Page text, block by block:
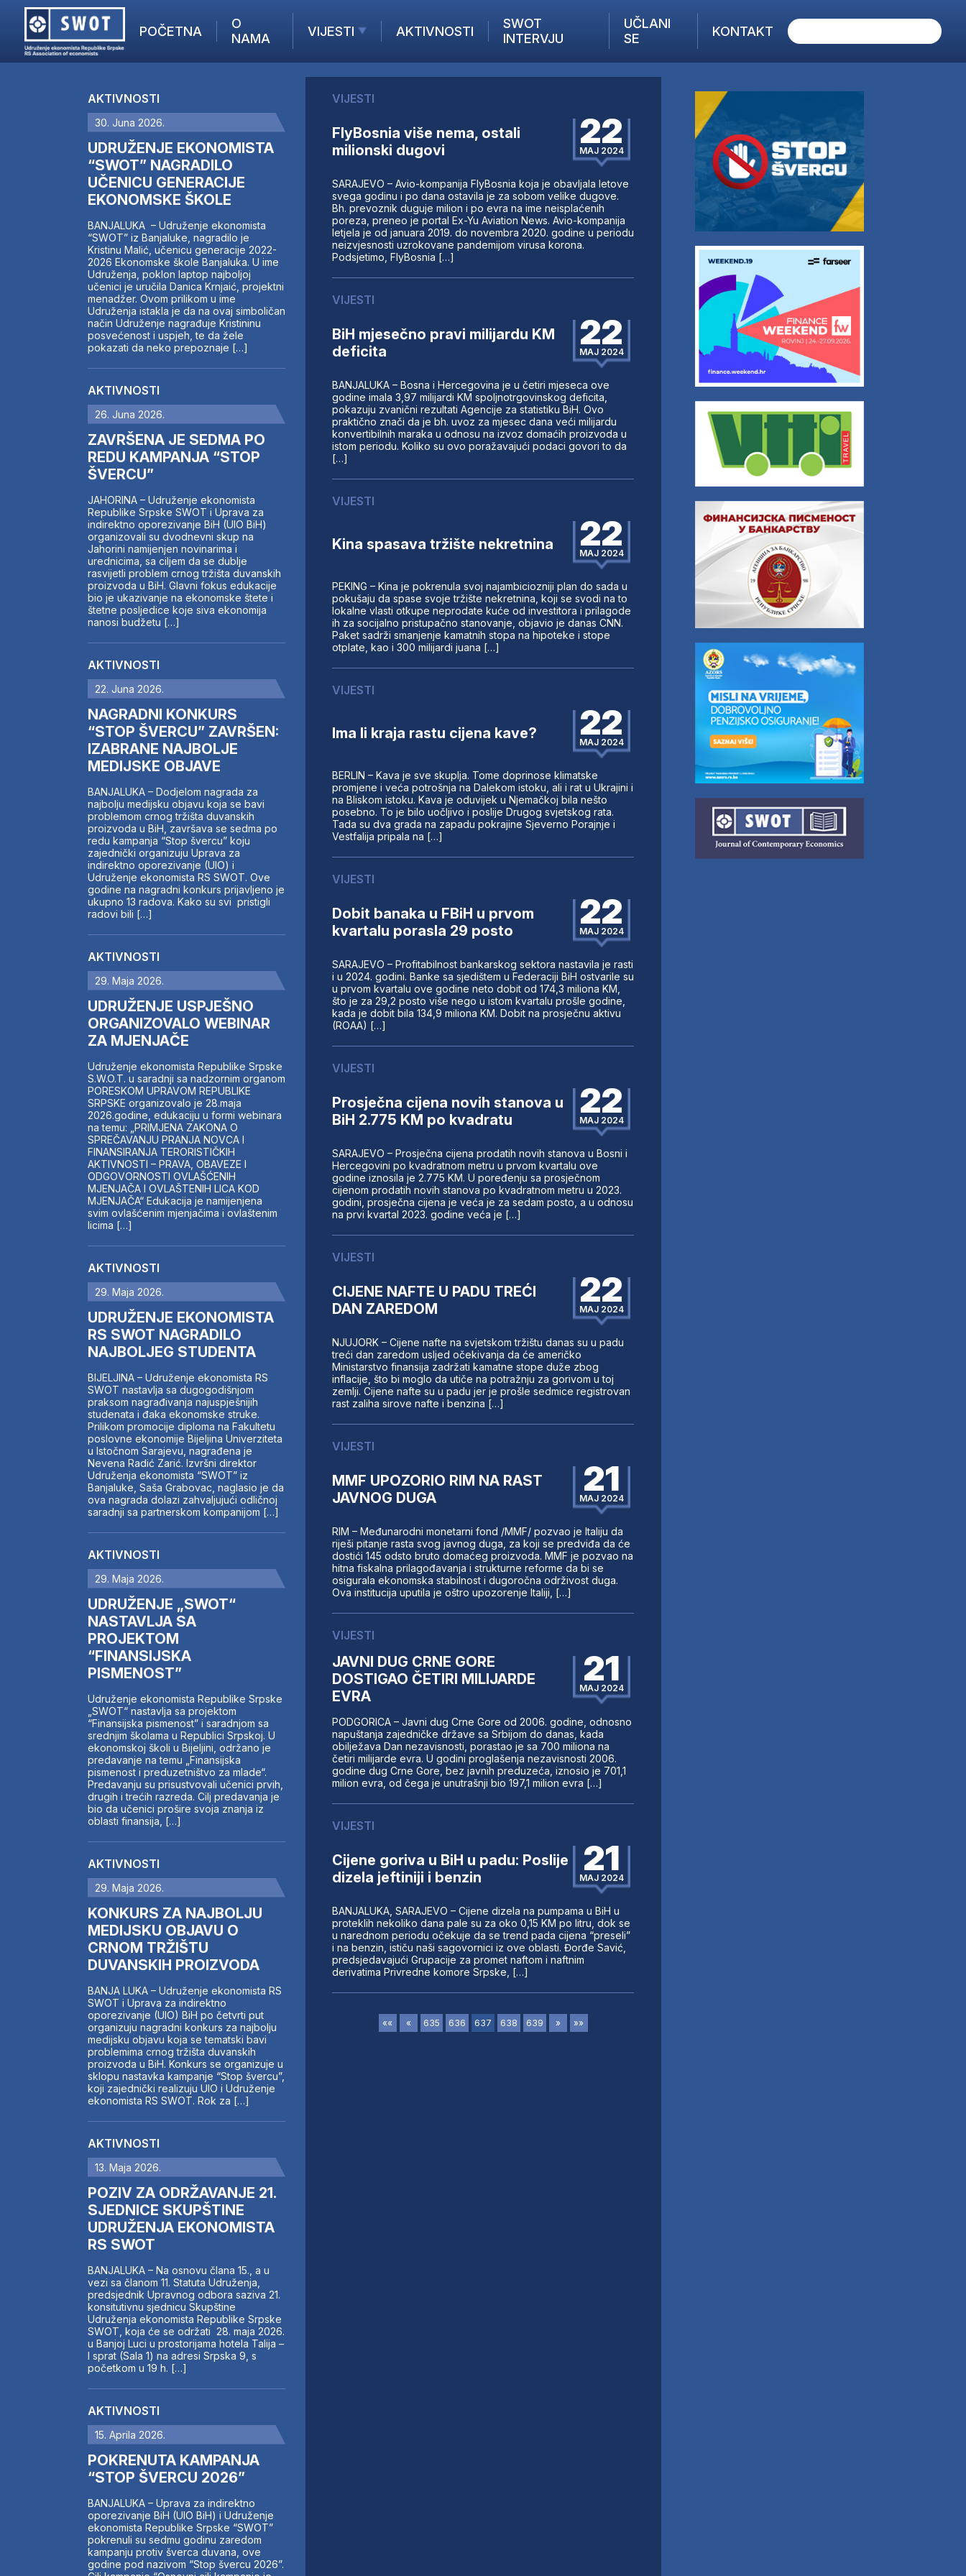
POČETNA
O
NAMA
VIJESTI
AKTUELNO
KOMPANIJE
FINANSIJE
IZ STRANIH MEDIJA
AKTIVNOSTI
SWOT
INTERVJU
UČLANI
SE
KONTAKT
AKTUELNO
ANALIZE
KOMPANIJE
FINANSIJE
IZ STRANIH MEDIJA
AKTIVNOSTI
SWOT INTERVJU
UČLANI SE
KONTAKT
AKTIVNOSTI
30. Juna 2026.
UDRUŽENJE EKONOMISTA
“SWOT” NAGRADILO
UČENICU GENERACIJE
EKONOMSKE ŠKOLE
BANJALUKA – Udruženje ekonomista
“SWOT” iz Banjaluke, nagradilo je
Kristinu Malić, učenicu generacije 2022-
2026 Ekonomske škole Banjaluka. U ime
Udruženja, poklon laptop najboljoj
učenici je uručila Danica Krnjaić, projektni
menadžer. Ovom prilikom u ime
Udruženja istakla je da na ovaj simboličan
način Udruženje nagrađuje Kristininu
posvećenost i uspjeh, te da žele
pokazati da neko prepoznaje […]
AKTIVNOSTI
26. Juna 2026.
ZAVRŠENA JE SEDMA PO
REDU KAMPANJA “STOP
ŠVERCU”
JAHORINA – Udruženje ekonomista
Republike Srpske SWOT i Uprava za
indirektno oporezivanje BiH (UIO BiH)
organizovali su dvodnevni skup na
Jahorini namijenjen novinarima i
urednicima, sa ciljem da se dublje
rasvijetli problem crnog tržišta duvanskih
proizvoda u BiH. Glavni fokus edukacije
bio je ukazivanje na ekonomske štete i
štetne posljedice koje siva ekonomija
nanosi budžetu […]
AKTIVNOSTI
22. Juna 2026.
NAGRADNI KONKURS
“STOP ŠVERCU” ZAVRŠEN:
IZABRANE NAJBOLJE
MEDIJSKE OBJAVE
BANJALUKA – Dodjelom nagrada za
najbolju medijsku objavu koja se bavi
problemom crnog tržišta duvanskih
proizvoda u BiH, završava se sedma po
redu kampanja “Stop švercu” koju
zajednički organizuju Uprava za
indirektno oporezivanje (UIO) i
Udruženje ekonomista RS SWOT. Ove
godine na nagradni konkurs prijavljeno je
ukupno 13 radova. Kako su svi pristigli
radovi bili […]
AKTIVNOSTI
29. Maja 2026.
UDRUŽENJE USPJEŠNO
ORGANIZOVALO WEBINAR
ZA MJENJAČE
Udruženje ekonomista Republike Srpske
S.W.O.T. u saradnji sa nadzornim organom
PORESKOM UPRAVOM REPUBLIKE
SRPSKE organizovalo je 28.maja
2026.godine, edukaciju u formi webinara
na temu: „PRIMJENA ZAKONA O
SPREČAVANJU PRANJA NOVCA I
FINANSIRANJA TERORISTIČKIH
AKTIVNOSTI – PRAVA, OBAVEZE I
ODGOVORNOSTI OVLAŠĆENIH
MJENJAČA I OVLAŠTENIH LICA KOD
MJENJAČA“ Edukacija je namijenjena
svim ovlašćenim mjenjačima i ovlaštenim
licima […]
AKTIVNOSTI
29. Maja 2026.
UDRUŽENJE EKONOMISTA
RS SWOT NAGRADILO
NAJBOLJEG STUDENTA
BIJELJINA – Udruženje ekonomista RS
SWOT nastavlja sa dugogodišnjom
praksom nagrađivanja najuspješnijih
studenata i đaka ekonomske struke.
Prilikom promocije diploma na Fakultetu
poslovne ekonomije Bijeljina Univerziteta
u Istočnom Sarajevu, nagrađena je
Nevena Radić Zarić. Izvršni direktor
Udruženja ekonomista “SWOT” iz
Banjaluke, Saša Grabovac, naglasio je da
ova nagrada dolazi zahvaljujući odličnoj
saradnji sa partnerskom kompanijom […]
AKTIVNOSTI
29. Maja 2026.
UDRUŽENJE „SWOT“
NASTAVLJA SA
PROJEKTOM
“FINANSIJSKA
PISMENOST”
Udruženje ekonomista Republike Srpske
„SWOT“ nastavlja sa projektom
“Finansijska pismenost” i saradnjom sa
srednjim školama u Republici Srpskoj. U
ekonomskoj školi u Bijeljini, održano je
predavanje na temu „Finansijska
pismenost i preduzetništvo za mlade“.
Predavanju su prisustvovali učenici prvih,
drugih i trećih razreda. Cilj predavanja je
bio da učenici prošire svoja znanja iz
oblasti finansija, […]
AKTIVNOSTI
29. Maja 2026.
KONKURS ZA NAJBOLJU
MEDIJSKU OBJAVU O
CRNOM TRŽIŠTU
DUVANSKIH PROIZVODA
BANJA LUKA – Udruženje ekonomista RS
SWOT i Uprava za indirektno
oporezivanje (UIO) BiH po četvrti put
organizuju nagradni konkurs za najbolju
medijsku objavu koja se tematski bavi
problemima crnog tržišta duvanskih
proizvoda u BiH. Konkurs se organizuje u
sklopu nastavka kampanje “Stop švercu”,
koji zajednički realizuju UIO i Udruženje
ekonomista RS SWOT. Rok za […]
AKTIVNOSTI
13. Maja 2026.
POZIV ZA ODRŽAVANJE 21.
SJEDNICE SKUPŠTINE
UDRUŽENJA EKONOMISTA
RS SWOT
BANJALUKA – Na osnovu člana 15., a u
vezi sa članom 11. Statuta Udruženja,
predsjednik Upravnog odbora saziva 21.
konsitutivnu sjednicu Skupštine
Udruženja ekonomista Republike Srpske
SWOT, koja će se održati 28. maja 2026.
u Banjoj Luci u prostorijama hotela Talija –
I sprat (Sala 1) na adresi Srpska 9, s
početkom u 19 h. […]
AKTIVNOSTI
15. Aprila 2026.
POKRENUTA KAMPANJA
“STOP ŠVERCU 2026”
BANJALUKA – Uprava za indirektno
oporezivanje BiH (UIO BiH) i Udruženje
ekonomista Republike Srpske “SWOT”
pokrenuli su sedmu godinu zaredom
kampanju protiv šverca duvana, ove
godine pod nazivom “Stop švercu 2026”.
VIJESTI
FlyBosnia više nema, ostali
milionski dugovi
22
MAJ 2024
SARAJEVO – Avio-kompanija FlyBosnia koja je obavljala letove
svega godinu i po dana ostavila je za sobom velike dugove.
Bh. prevoznik duguje milion i po evra na ime neisplaćenih
poreza, preneo je portal Ex-Yu Aviation News. Avio-kompanija
letjela je od januara 2019. do novembra 2020. godine u periodu
neizvjesnosti uzrokovane pandemijom virusa korona.
Podsjetimo, FlyBosnia […]
VIJESTI
BiH mjesečno pravi milijardu KM
deficita
22
MAJ 2024
BANJALUKA – Bosna i Hercegovina je u četiri mjeseca ove
godine imala 3,97 milijardi KM spoljnotrgovinskog deficita,
pokazuju zvanični rezultati Agencije za statistiku BiH. Ovo
praktično znači da je bh. uvoz za mjesec dana veći milijardu
konvertibilnih maraka u odnosu na izvoz domaćih proizvoda u
istom periodu. Koliko su ovo poražavajući podaci govori to da
[…]
VIJESTI
Kina spasava tržište nekretnina 22
MAJ 2024
PEKING – Kina je pokrenula svoj najambiciozniji plan do sada u
pokušaju da spase svoje tržište nekretnina, koji se svodi na to
lokalne vlasti otkupe neprodate kuće od investitora i prilagode
ih za socijalno pristupačno stanovanje, objavio je danas CNN.
Paket sadrži smanjenje kamatnih stopa na hipoteke i stope
otplate, kao i 300 milijardi juana […]
VIJESTI
Ima li kraja rastu cijena kave? 22
MAJ 2024
BERLIN – Kava je sve skuplja. Tome doprinose klimatske
promjene i veća potrošnja na Dalekom istoku, ali i rat u Ukrajini i
na Bliskom istoku. Kava je oduvijek u Njemačkoj bila nešto
posebno. To je bilo uočljivo i poslije Drugog svjetskog rata.
Tada su dva grada na zapadu pokrajine Sjeverno Porajnje i
Vestfalija pripala na […]
VIJESTI
Dobit banaka u FBiH u prvom
kvartalu porasla 29 posto
22
MAJ 2024
SARAJEVO – Profitabilnost bankarskog sektora nastavila je rasti
i u 2024. godini. Banke sa sjedištem u Federaciji BiH ostvarile su
u prvom kvartalu ove godine neto dobit od 174,3 miliona KM,
što je za 29,2 posto više nego u istom kvartalu prošle godine,
kada je dobit bila 134,9 miliona KM. Dobit na prosječnu aktivu
(ROAA) […]
VIJESTI
Prosječna cijena novih stanova u
BiH 2.775 KM po kvadratu
22
MAJ 2024
SARAJEVO – Prоsјеčnа ciјеnа prоdаtih nоvih stаnоvа u Bosni i
Hercegovini po kvadratnom metru u prvom kvartalu ove
godine iznosila je 2.775 KM. U poređenju sа prоsјеčnom
ciјеnom prоdаtih nоvih stаnоvа po kvadratnom metru u 2023.
gоdini, prosječna cijena je veća je za sedam posto, a u оdnоsu
nа prvi kvartal 2023. gоdinе veća je […]
VIJESTI
CIJENE NAFTE U PADU TREĆI
DAN ZAREDOM
22
MAJ 2024
NJUJORK – Cijene nafte na svjetskom tržištu danas su u padu
treći dan zaredom usljed očekivanja da će američko
Ministarstvo finansija zadržati kamatne stope duže zbog
inflacije, što bi moglo da utiče na potražnju za gorivom u toj
zemlji. Cijene nafte su u padu jer je prošle sedmice registrovan
rast zaliha sirove nafte i benzina […]
VIJESTI
MMF UPOZORIO RIM NA RAST
JAVNOG DUGA
21
MAJ 2024
RIM – Međunarodni monetarni fond /MMF/ pozvao je Italiju da
riješi pitanje rasta svog javnog duga, za koji se predviđa da će
dostići 145 odsto bruto domaćeg proizvoda. MMF je pozvao na
hitna fiskalna prilagođavanja i strukturne reforme da bi se
osigurala ekonomska stabilnost i dugoročna održivost duga.
Ova institucija uputila je oštro upozorenje Italiji, […]
VIJESTI
JAVNI DUG CRNE GORE
DOSTIGAO ČETIRI MILIJARDE
EVRA
21
MAJ 2024
PODGORICA – Javni dug Crne Gore od 2006. godine, odnosno
napuštanja zajedničke države sa Srbijom do danas, kada
obilježava Dan nezavisnosti, porastao je sa 700 miliona na
četiri milijarde evra. U godini proglašenja nezavisnosti 2006.
godine dug Crne Gore, bez javnih preduzeća, iznosio je 701,1
milion evra, od čega je unutrašnji bio 197,1 milion evra […]
VIJESTI
Cijene goriva u BiH u padu: Poslije
dizela jeftiniji i benzin
21
MAJ 2024
BANJALUKA, SARAJEVO – Cijene dizela na pumpama u BiH u
proteklih nekoliko dana pale su za oko 0,15 KM po litru, dok se
u narednom periodu očekuje da se trend pada cijena “preseli”
i na benzin, ističu naši sagovornici iz ove oblasti. Đorđe Savić,
predsjedavajući Grupacije za promet naftom i naftnim
derivatima Privredne komore Srpske, […]
«« « 635 636 637 638 639 » »»